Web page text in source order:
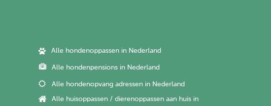
Alle hondenoppassen in Nederland
Alle hondenpensions in Nederland
Alle hondenopvang adressen in Nederland
Alle huisoppassen / dierenoppassen aan huis in